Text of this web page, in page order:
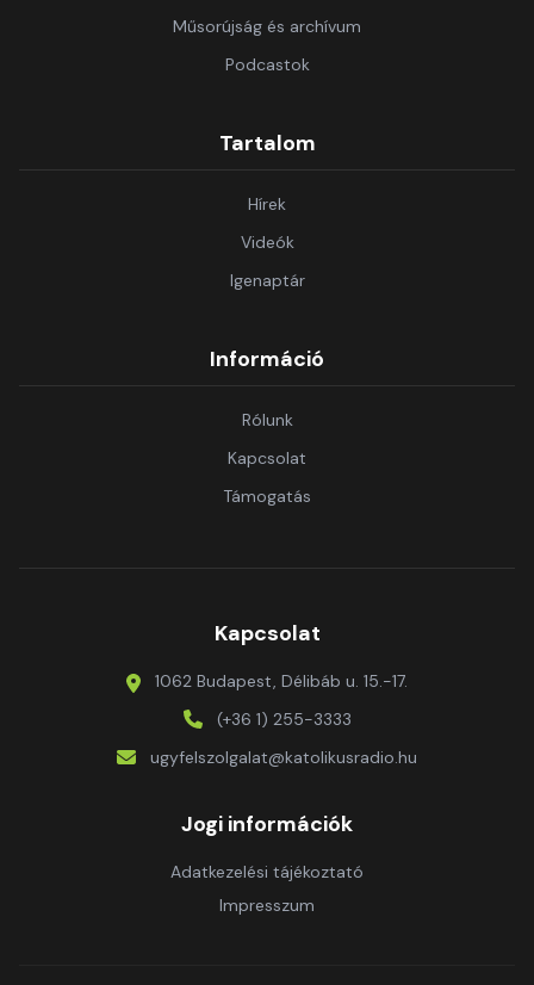
Műsorújság és archívum
Podcastok
Tartalom
Hírek
Videók
Igenaptár
Információ
Rólunk
Kapcsolat
Támogatás
Kapcsolat
1062 Budapest, Délibáb u. 15.-17.
(+36 1) 255-3333
ugyfelszolgalat@katolikusradio.hu
Jogi információk
Adatkezelési tájékoztató
Impresszum